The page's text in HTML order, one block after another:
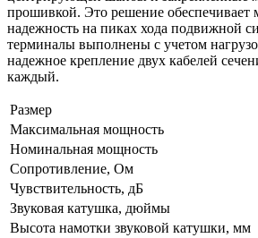
прошивкой. Это решение обеспечивает
надежность на пиках хода подвижной
терминалы выполнены с учетом
надежное крепление двух кабелей
каждый.
Размер
Максимальная мощность
Номинальная мощность
Сопротивление, Ом
Чувствительность, дБ
Звуковая катушка, дюймы
Высота намотки звуковой катушки, мм